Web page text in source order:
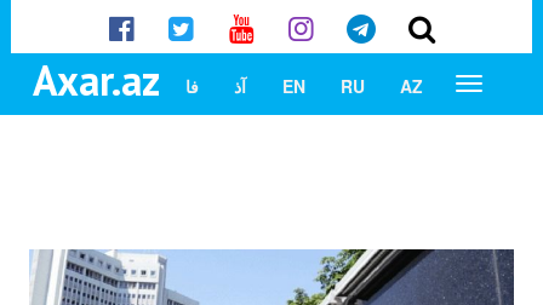
Axar.az AZ
RU
EN آذ فا